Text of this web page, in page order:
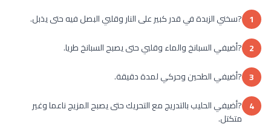
1 ?سخني الزبدة في قدر كبير على النار وقلبي البصل فيه حتى يذبل.
2 ?أضيفي السبانخ والماء وقلبي حتى يصبح السبانخ طريا.
3 ?أضيفي الطحين وحركي لمدة دقيقة.
4 ?أضيفي الحليب بالتدريج مع التحريك حتى يصبح المزيج ناعما وغير
متكتل.